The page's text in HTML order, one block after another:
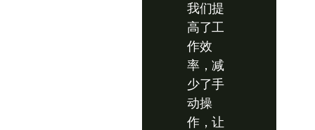
我们提
高了工
作效
率，减
少了手
动操
作，让